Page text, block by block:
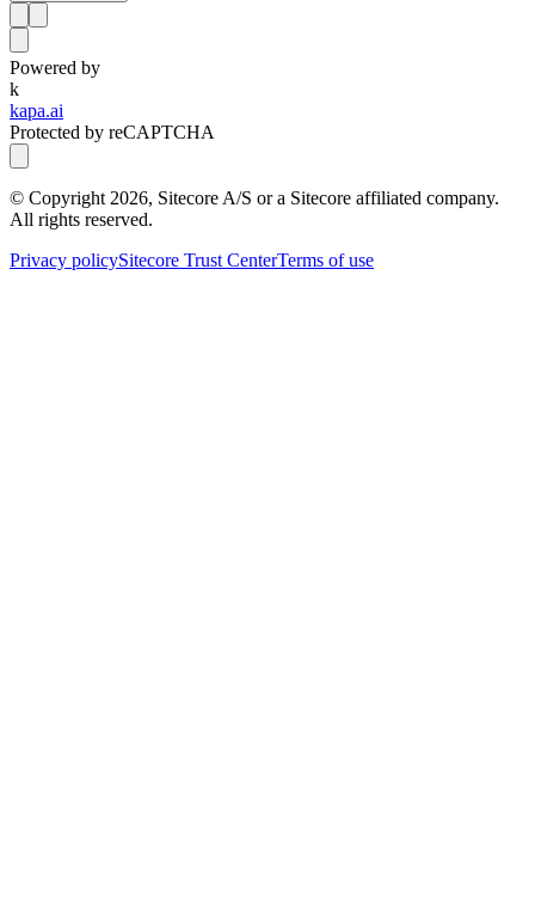
Powered by
k
kapa.ai
Protected by reCAPTCHA
© Copyright 2026, Sitecore A/S or a Sitecore affiliated company.
All rights reserved.
Privacy policySitecore Trust CenterTerms of use